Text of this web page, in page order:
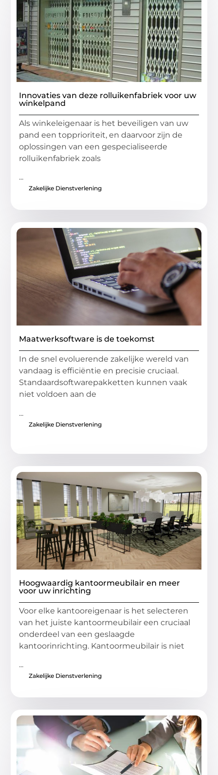
Innovaties van deze rolluikenfabriek voor uw
winkelpand
Als winkeleigenaar is het beveiligen van uw
pand een topprioriteit, en daarvoor zijn de
oplossingen van een gespecialiseerde
rolluikenfabriek zoals
...
Zakelijke Dienstverlening
Maatwerksoftware is de toekomst
In de snel evoluerende zakelijke wereld van
vandaag is efficiëntie en precisie cruciaal.
Standaardsoftwarepakketten kunnen vaak
niet voldoen aan de
...
Zakelijke Dienstverlening
Hoogwaardig kantoormeubilair en meer
voor uw inrichting
Voor elke kantooreigenaar is het selecteren
van het juiste kantoormeubilair een cruciaal
onderdeel van een geslaagde
kantoorinrichting. Kantoormeubilair is niet
...
Zakelijke Dienstverlening